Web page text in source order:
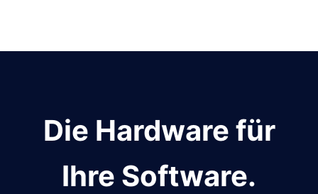
Die Hardware für
Ihre Software.